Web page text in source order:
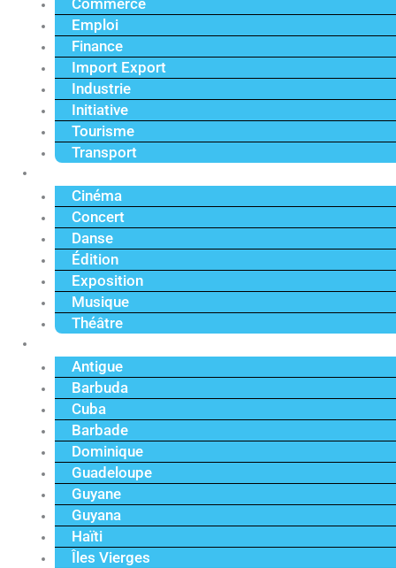
Commerce
Emploi
Finance
Import Export
Industrie
Initiative
Tourisme
Transport
Cinéma
Concert
Danse
Édition
Exposition
Musique
Théâtre
Antigue
Barbuda
Cuba
Barbade
Dominique
Guadeloupe
Guyane
Guyana
Haïti
Îles Vierges